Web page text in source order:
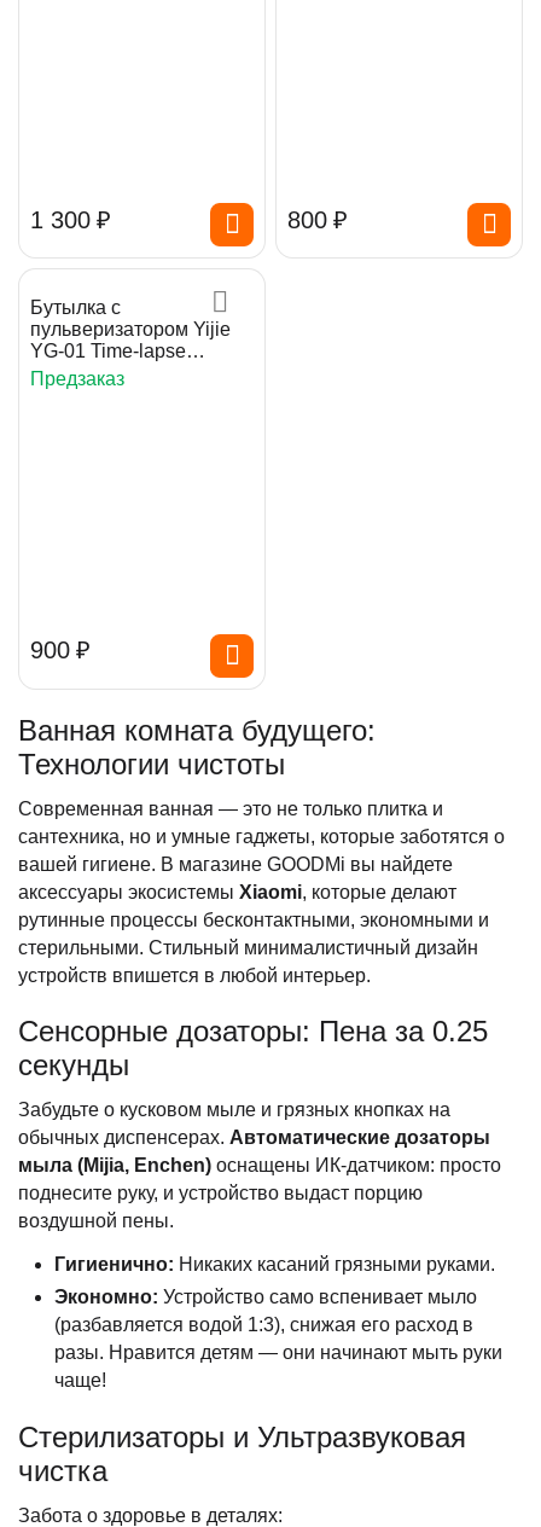
1 300 ₽ ‍800‍ ₽
Бутылка с
пульверизатором Yijie
YG-01 Time-lapse
Sprayer Bottle
Предзаказ
‍900‍ ₽
Ванная комната будущего:
Технологии чистоты
Современная ванная — это не только плитка и
сантехника, но и умные гаджеты, которые заботятся о
вашей гигиене. В магазине GOODMi вы найдете
аксессуары экосистемы Xiaomi, которые делают
рутинные процессы бесконтактными, экономными и
стерильными. Стильный минималистичный дизайн
устройств впишется в любой интерьер.
Сенсорные дозаторы: Пена за 0.25
секунды
Забудьте о кусковом мыле и грязных кнопках на
обычных диспенсерах. Автоматические дозаторы
мыла (Mijia, Enchen) оснащены ИК-датчиком: просто
поднесите руку, и устройство выдаст порцию
воздушной пены.
Гигиенично: Никаких касаний грязными руками.
Экономно: Устройство само вспенивает мыло
(разбавляется водой 1:3), снижая его расход в
разы. Нравится детям — они начинают мыть руки
чаще!
Стерилизаторы и Ультразвуковая
чистка
Забота о здоровье в деталях: